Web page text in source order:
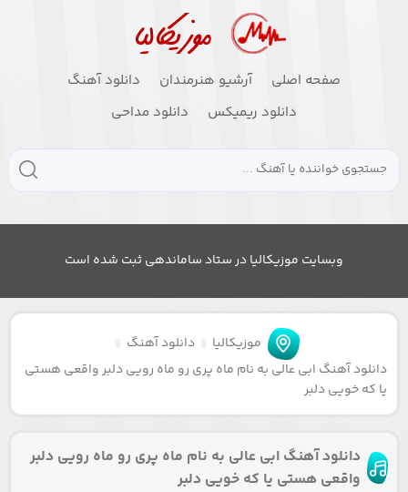
صفحه اصلی آرشیو هنرمندان
دانلود آهنگ
دانلود ریمیکس
دانلود مداحی
وبسایت موزیکالیا در ستاد ساماندهی ثبت شده است
موزیکالیا
دانلود آهنگ
دانلود آهنگ ابی عالی به نام ماه پری رو ماه رویی دلبر واقعی هستی
یا که خویی دلبر
دانلود آهنگ ابی عالی به نام ماه پری رو ماه رویی دلبر
واقعی هستی یا که خویی دلبر